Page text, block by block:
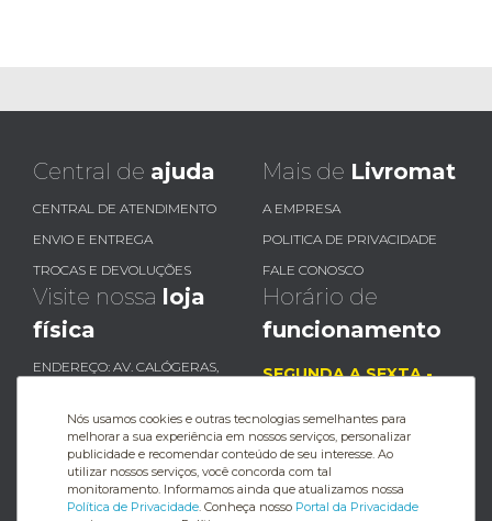
Central de ajuda
CENTRAL DE ATENDIMENTO
ENVIO E ENTREGA
TROCAS E DEVOLUÇÕES
Mais de Livromat
A EMPRESA
POLITICA DE PRIVACIDADE
FALE CONOSCO
Visite nossa loja
física
ENDEREÇO: AV. CALÓGERAS,
Horário de
funcionamento
SEGUNDA A SEXTA -
SÁBADO - 08H ÀS 17H
(67)99649-4276
Nós usamos cookies e outras tecnologias semelhantes para
melhorar a sua experiência em nossos serviços, personalizar
publicidade e recomendar conteúdo de seu interesse. Ao
utilizar nossos serviços, você concorda com tal
monitoramento. Informamos ainda que atualizamos nossa
Política de Privacidade. Conheça nosso Portal da Privacidade